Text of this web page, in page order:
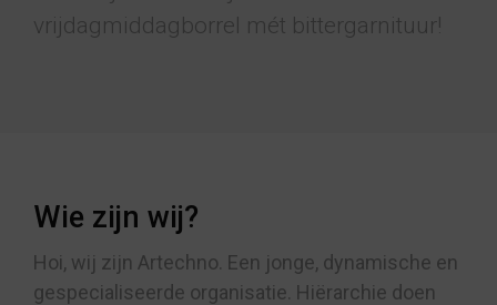
vrijdagmiddagborrel mét bittergarnituur!
Wie zijn wij?
Hoi, wij zijn Artechno. Een jonge, dynamische en
gespecialiseerde organisatie. Hiërarchie doen